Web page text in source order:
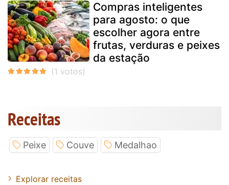
Compras inteligentes
para agosto: o que
escolher agora entre
frutas, verduras e peixes
da estação
Receitas
Peixe Couve Medalhao
Explorar receitas